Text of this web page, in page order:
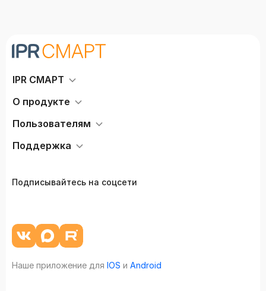
IPR СМАРТ
О продукте
Пользователям
Поддержка
Подписывайтесь на соцсети
Наше приложение для IOS и Android